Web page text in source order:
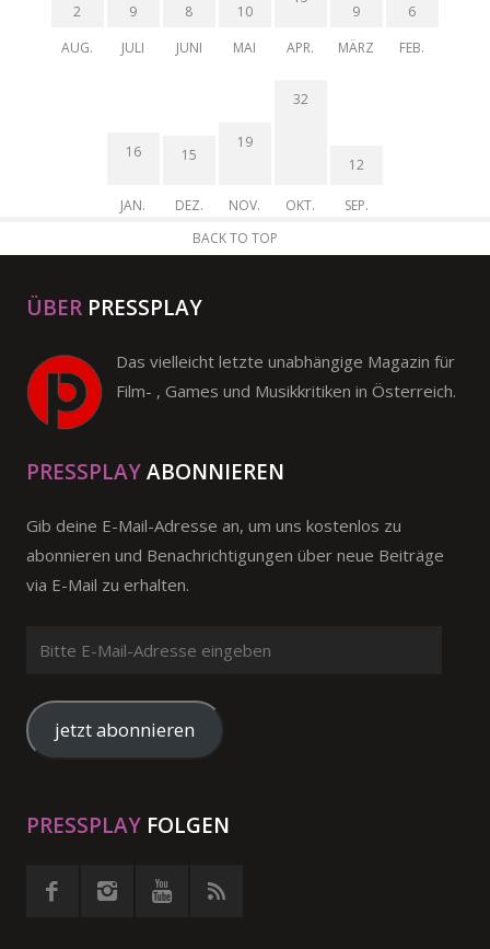
2
AUG.
9
JULI
8
JUNI
10
MAI
APR.
9
MÄRZ
6
FEB.
16
JAN.
15
DEZ.
19
NOV.
32
OKT.
12
SEP.
BACK TO TOP
ÜBER PRESSPLAY
Das vielleicht letzte unabhängige Magazin für
Film- , Games und Musikkritiken in Österreich.
PRESSPLAYABONNIEREN
Gib deine E-Mail-Adresse an, um uns kostenlos zu
abonnieren und Benachrichtigungen über neue Beiträge
via E-Mail zu erhalten.
Mail-
Adresse
eingeben
jetzt abonnieren
PRESSPLAY FOLGEN